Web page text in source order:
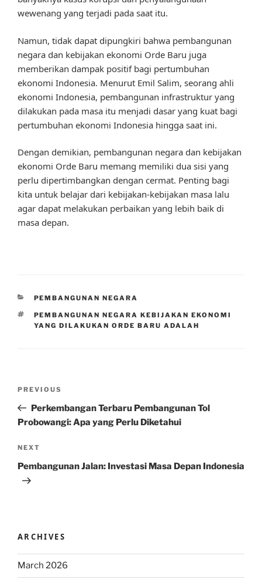
wewenang yang terjadi pada saat itu.
Namun, tidak dapat dipungkiri bahwa pembangunan
negara dan kebijakan ekonomi Orde Baru juga
memberikan dampak positif bagi pertumbuhan
ekonomi Indonesia. Menurut Emil Salim, seorang ahli
ekonomi Indonesia, pembangunan infrastruktur yang
dilakukan pada masa itu menjadi dasar yang kuat bagi
pertumbuhan ekonomi Indonesia hingga saat ini.
Dengan demikian, pembangunan negara dan kebijakan
ekonomi Orde Baru memang memiliki dua sisi yang
perlu dipertimbangkan dengan cermat. Penting bagi
kita untuk belajar dari kebijakan-kebijakan masa lalu
agar dapat melakukan perbaikan yang lebih baik di
masa depan.
CATEGORIES
PEMBANGUNAN NEGARA
TAGS
PEMBANGUNAN NEGARA KEBIJAKAN EKONOMI
YANG DILAKUKAN ORDE BARU ADALAH
Previous
Post
PREVIOUS
Perkembangan Terbaru Pembangunan Tol
Probowangi: Apa yang Perlu Diketahui
Next
Post
NEXT
Pembangunan Jalan: Investasi Masa Depan Indonesia
ARCHIVES
March 2026